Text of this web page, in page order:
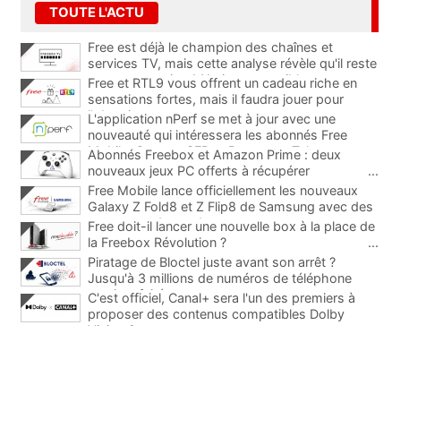
TOUTE L'ACTU
Free est déjà le champion des chaînes et
services TV, mais cette analyse révèle qu'il reste
encore au moins 141 ajouts possibles
Free et RTL9 vous offrent un cadeau riche en
sensations fortes, mais il faudra jouer pour
l'obtenir
L'application nPerf se met à jour avec une
nouveauté qui intéressera les abonnés Free
Mobile, Orange, SFR et Bouygues Telecom
Abonnés Freebox et Amazon Prime : deux
nouveaux jeux PC offerts à récupérer
...
Free Mobile lance officiellement les nouveaux
Galaxy Z Fold8 et Z Flip8 de Samsung avec des
promos et des cadeaux
...
Free doit-il lancer une nouvelle box à la place de
la Freebox Révolution ?
...
Piratage de Bloctel juste avant son arrêt ?
Jusqu'à 3 millions de numéros de téléphone
auraient fuité
C'est officiel, Canal+ sera l'un des premiers à
proposer des contenus compatibles Dolby
Vision 2